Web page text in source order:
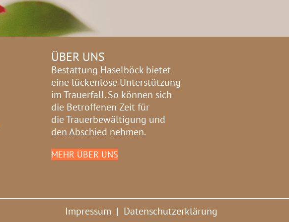
ÜBER UNS
Bestattung Haselböck bietet
eine lückenlose Unterstützung
im Trauerfall. So können sich
die Betroffenen Zeit für
die Trauerbewältigung und
den Abschied nehmen.
MEHR ÜBER UNS
Impressum | Datenschutzerklärung